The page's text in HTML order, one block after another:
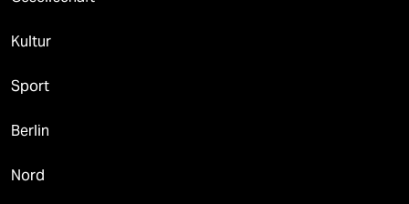
Kultur
Sport
Berlin
Nord